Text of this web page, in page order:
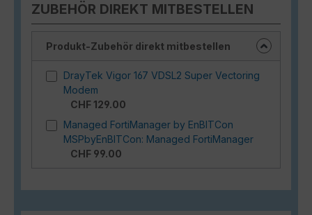
ZUBEHÖR DIREKT MITBESTELLEN
Produkt-Zubehör direkt mitbestellen
DrayTek Vigor 167 VDSL2 Super Vectoring
Modem
CHF 129.00
Managed FortiManager by EnBITCon
MSPbyEnBITCon: Managed FortiManager
CHF 99.00